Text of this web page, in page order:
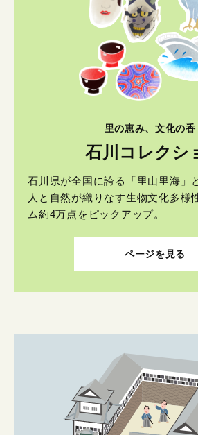
里の恵み、文化の香
石川コレクシ
石川県が全国に誇る「里山里海」
人と自然が織りなす生物文化多様
ム約4万点をピックアップ。
ページを見る